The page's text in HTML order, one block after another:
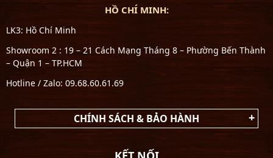
HỒ CHÍ MINH:
LK3: Hồ Chí Minh
Showroom 2 : 19 – 21 Cách Mạng Tháng 8 – Phường Bến Thành
– Quận 1 – TP.HCM
Hotline / Zalo: 09.68.60.61.69
CHÍNH SÁCH & BẢO HÀNH